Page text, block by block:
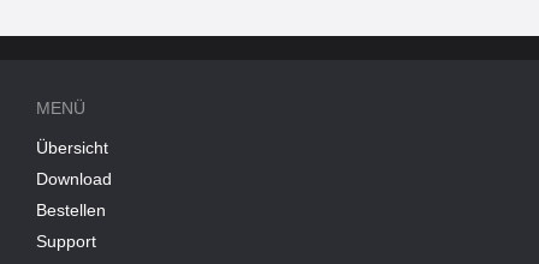
MENÜ
Übersicht
Download
Bestellen
Support